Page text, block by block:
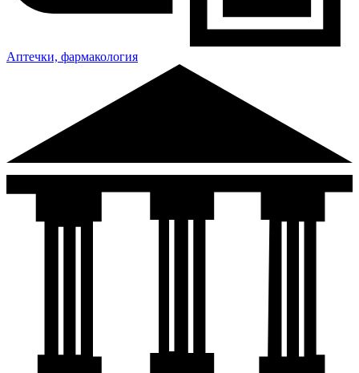
Аптечки, фармакология